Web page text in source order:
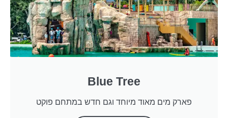
Blue Tree
פארק מים מאוד מיוחד וגם חדש במתחם פוקט